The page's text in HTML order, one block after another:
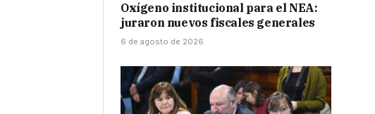
Oxígeno institucional para el NEA:
juraron nuevos fiscales generales
6 de agosto de 2026